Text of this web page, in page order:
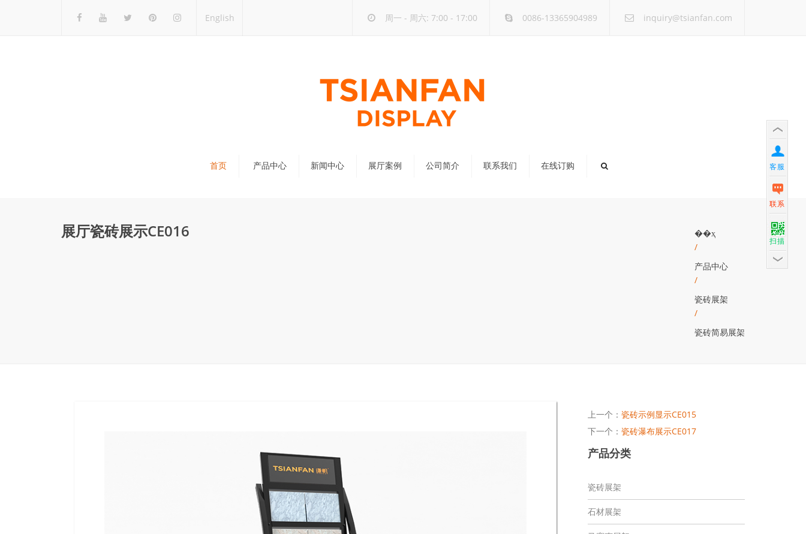
English 周一 - 周六: 7:00 - 17:00 0086-13365904989 inquiry@tsianfan.com
首页 产品中心 新闻中心 展厅案例 公司简介 联系我们 在线订购
展厅瓷砖展示CE016
��ҳ
/
产品中心
/
瓷砖展架
/
瓷砖简易展架
上一个： 瓷砖示例显示CE015
下一个： 瓷砖瀑布展示CE017
产品分类
瓷砖展架
石材展架
客服
联系
扫描